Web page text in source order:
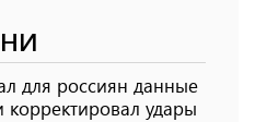
для россиян данные
удары